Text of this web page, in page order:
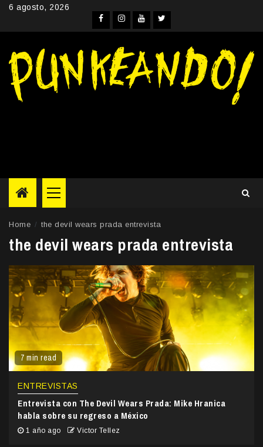
Skip6 agosto, 2026
Facebook
Instagram
YouTubeTwitter
Primary
Menu
Home the devil wears prada entrevista
the devil wears prada entrevista
7 min read
ENTREVISTAS
Entrevista con The Devil Wears Prada: Mike Hranica
habla sobre su regreso a México
1 año ago Victor Tellez